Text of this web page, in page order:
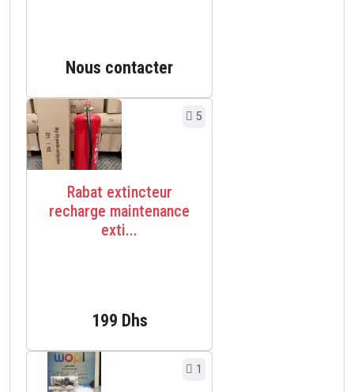
Nous contacter
5
Rabat extincteur
recharge maintenance
exti...
199 Dhs
1